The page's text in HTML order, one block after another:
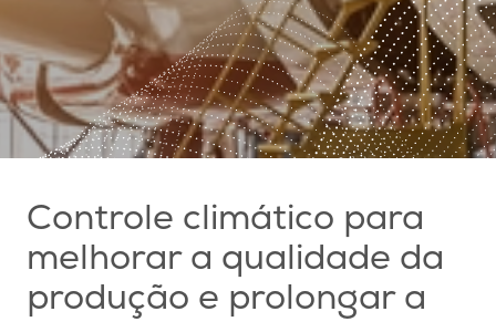
Controle climático para
melhorar a qualidade da
produção e prolongar a